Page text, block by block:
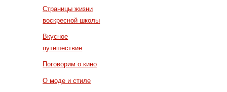
Страницы жизни
воскресной школы
Вкусное
путешествие
Поговорим о кино
О моде и стиле